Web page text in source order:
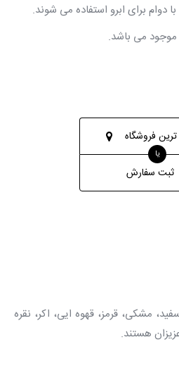
دوام برای ابرو استفاده می شوند.
فروشگاه
یا
ثبت سفارش
مشکی، قرمز، قهوه ایی، اکر، نقره
هستند.